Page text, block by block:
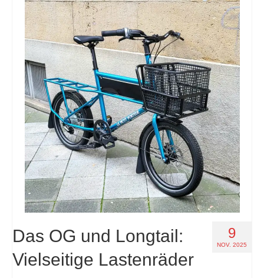
9
NOV. 2025
Das OG und Longtail:
Vielseitige Lastenräder